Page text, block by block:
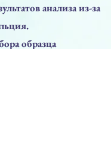
анализа из-за
образца